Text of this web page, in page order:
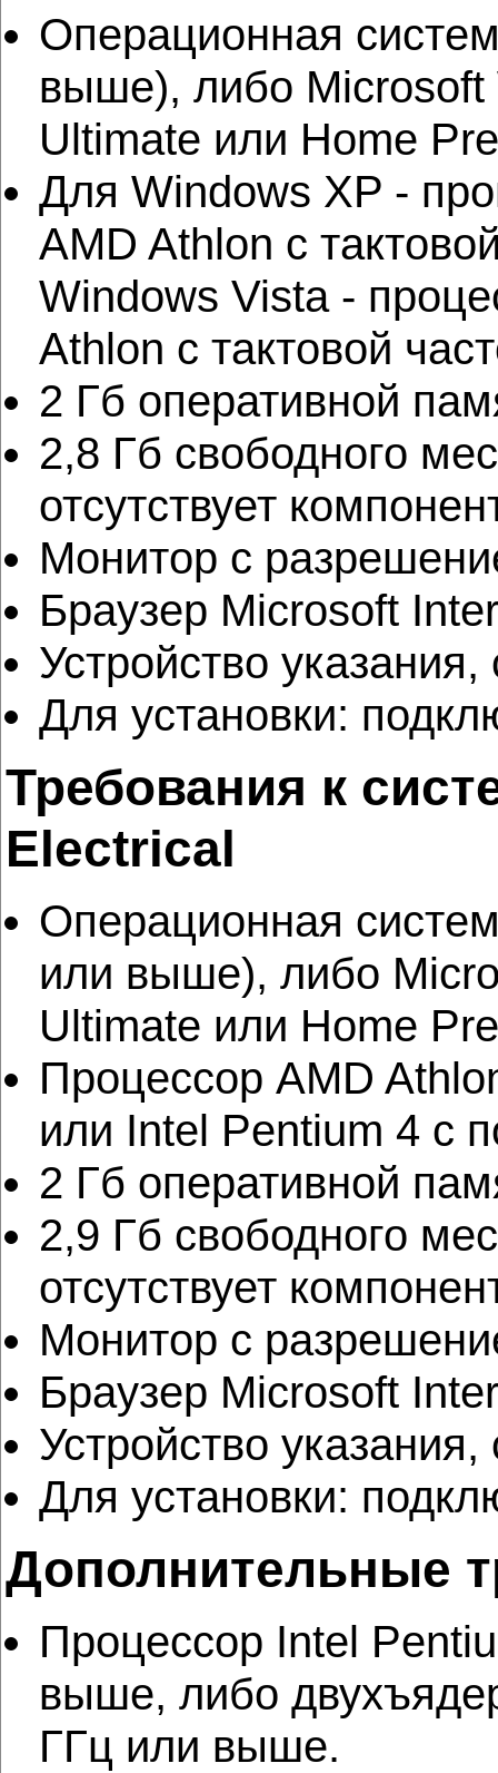
Операционная
выше), либо
Ultimate или Home
Для Windows XP -
AMD Athlon с
Windows Vista -
Athlon с тактовой
2 Гб оперативной
2,8 Гб свободного
отсутствует
Монитор с
Браузер Microsoft
Устройство
Для установки:
Требования к
Electrical
Операционная
или выше), либо
Ultimate или Home
Процессор AMD
или Intel Pentium 4 с
2 Гб оперативной
2,9 Гб свободного
отсутствует
Монитор с
Браузер Microsoft
Устройство
Для установки:
Дополнительные
Процессор Intel
выше, либо
ГГц или выше.